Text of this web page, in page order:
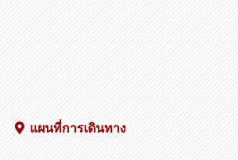
แผนที่การเดินทาง